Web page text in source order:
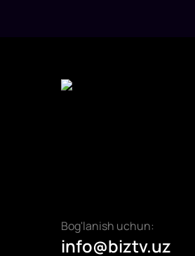
Bog'lanish uchun:
info@biztv.uz